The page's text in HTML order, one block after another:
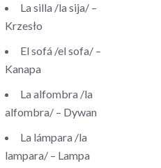
La silla /la sija/ –
Krzesło
El sofá /el sofa/ –
Kanapa
La alfombra /la
alfombra/ – Dywan
La lámpara /la
lampara/ – Lampa